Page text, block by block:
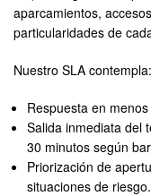
aparcamientos,
particularidades de
Nuestro SLA contempla:
Respuesta en
Salida inmediata del
30 minutos según
Priorización de
situaciones de riesgo.